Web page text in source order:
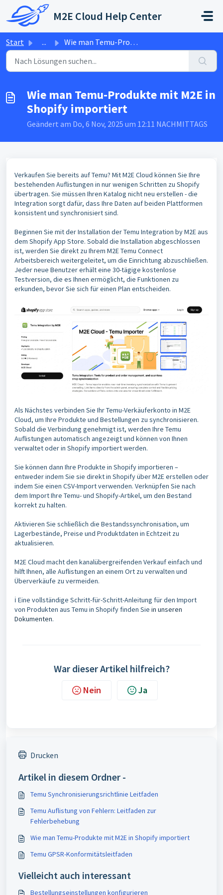
Zum hauptsächlichen Inhalt gehen
M2E Cloud Help Center
Start ... Wie man Temu-Produkte mit M2E in Shopify importiert
Wie man Temu-Produkte mit M2E in
Shopify importiert
Geändert am Do, 6 Nov, 2025 um 12:11 NACHMITTAGS
Verkaufen Sie bereits auf Temu? Mit M2E Cloud können Sie Ihre
bestehenden Auflistungen in nur wenigen Schritten zu Shopify
übertragen. Sie müssen Ihren Katalog nicht neu erstellen - die
Integration sorgt dafür, dass Ihre Daten auf beiden Plattformen
konsistent und synchronisiert sind.
Beginnen Sie mit der Installation der Temu Integration by M2E aus
dem Shopify App Store. Sobald die Installation abgeschlossen
ist, werden Sie direkt zu Ihrem M2E Temu Connect
Arbeitsbereich weitergeleitet, um die Einrichtung abzuschließen.
Jeder neue Benutzer erhält eine 30-tägige kostenlose
Testversion, die es Ihnen ermöglicht, die Funktionen zu
erkunden, bevor Sie sich für einen Plan entscheiden.
Als Nächstes verbinden Sie Ihr Temu-Verkäuferkonto in M2E
Cloud, um Ihre Produkte und Bestellungen zu synchronisieren.
Sobald die Verbindung genehmigt ist, werden Ihre Temu
Auflistungen automatisch angezeigt und können von Ihnen
verwaltet oder in Shopify importiert werden.
Sie können dann Ihre Produkte in Shopify importieren –
entweder indem Sie sie direkt in Shopify über M2E erstellen oder
indem Sie einen CSV-Import verwenden. Verknüpfen Sie nach
dem Import Ihre Temu- und Shopify-Artikel, um den Bestand
korrekt zu halten.
Aktivieren Sie schließlich die Bestandssynchronisation, um
Lagerbestände, Preise und Produktdaten in Echtzeit zu
aktualisieren.
M2E Cloud macht den kanalübergreifenden Verkauf einfach und
hilft Ihnen, alle Auflistungen an einem Ort zu verwalten und
Überverkäufe zu vermeiden.
ℹ️ Eine vollständige Schritt-für-Schritt-Anleitung für den Import
von Produkten aus Temu in Shopify finden Sie in unseren
Dokumenten.
War dieser Artikel hilfreich?
Nein Ja
Drucken
Artikel in diesem Ordner -
Temu Synchronisierungsrichtlinie Leitfaden
Temu Auflistung von Fehlern: Leitfaden zur
Fehlerbehebung
Wie man Temu-Produkte mit M2E in Shopify importiert
Temu GPSR-Konformitätsleitfaden
Vielleicht auch interessant
Bestellungseinstellungen konfigurieren